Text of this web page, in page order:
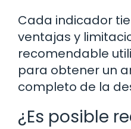
Cada indicador
ventajas y
recomendable
para obtener un
completo de la
¿Es posible